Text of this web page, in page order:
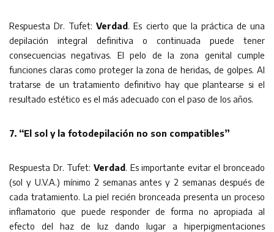
Respuesta Dr. Tufet:Verdad. Es cierto que la práctica de una
depilación integral definitiva o continuada puede tener
consecuencias negativas. El pelo de la zona genital cumple
funciones claras como proteger la zona de heridas, de golpes. Al
tratarse de un tratamiento definitivo hay que plantearse si el
resultado estético es el más adecuado con el paso de los años.
7. “El sol y la fotodepilación no son compatibles”
Respuesta Dr. Tufet: Verdad. Es importante evitar el bronceado
(sol y U.V.A.) mínimo 2 semanas antes y 2 semanas después de
cada tratamiento. La piel recién bronceada presenta un proceso
inflamatorio que puede responder de forma no apropiada al
efecto del haz de luz dando lugar a hiperpigmentaciones